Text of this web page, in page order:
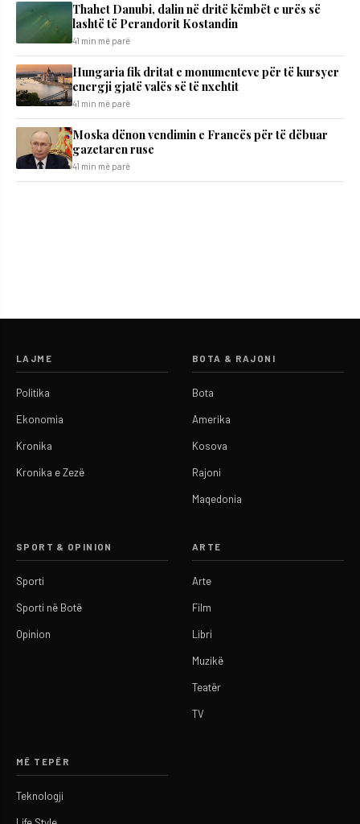
Thahet Danubi, dalin në dritë këmbët e urës së
lashtë të Perandorit Kostandin
41 min më parë
Hungaria fik dritat e monumenteve për të kursyer
energji gjatë valës së të nxehtit
41 min më parë
Moska dënon vendimin e Francës për të dëbuar
gazetaren ruse
41 min më parë
LAJME
Politika
Ekonomia
Kronika
Kronika e Zezë
BOTA & RAJONI
Bota
Amerika
Kosova
Rajoni
Maqedonia
SPORT & OPINION
Sporti
Sporti në Botë
Opinion
ARTE
Arte
Film
Libri
Muzikë
Teatër
TV
MË TEPËR
Teknologji